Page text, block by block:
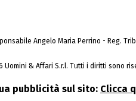
Angelo Maria Perrino - Reg. Trib.
Uomini & Affari S.r.l. Tutti i diritti sono
pubblicità sul sito: Clicca